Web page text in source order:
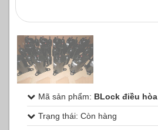
Mã sản phẩm: BLock điều hòa
Trạng thái: Còn hàng